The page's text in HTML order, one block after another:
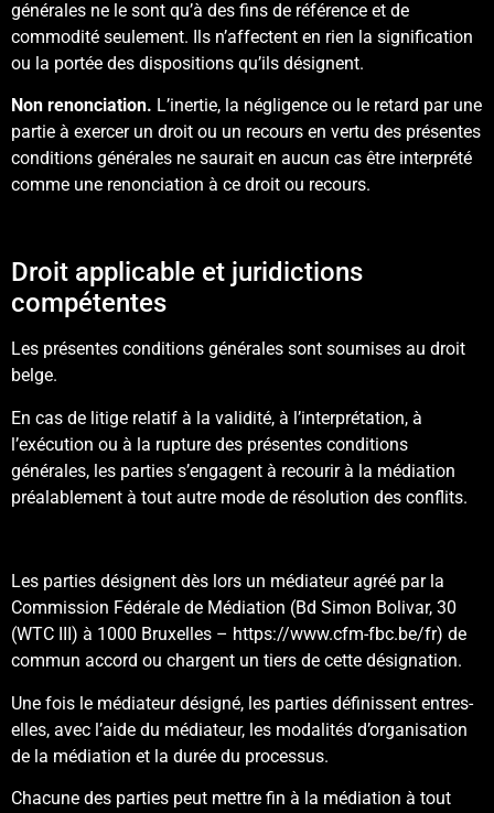
générales ne le sont qu’à des fins de référence et de
commodité seulement. Ils n’affectent en rien la signification
ou la portée des dispositions qu’ils désignent.
Non renonciation. L’inertie, la négligence ou le retard par une
partie à exercer un droit ou un recours en vertu des présentes
conditions générales ne saurait en aucun cas être interprété
comme une renonciation à ce droit ou recours.
Droit applicable et juridictions
compétentes
Les présentes conditions générales sont soumises au droit
belge.
En cas de litige relatif à la validité, à l’interprétation, à
l’exécution ou à la rupture des présentes conditions
générales, les parties s’engagent à recourir à la médiation
préalablement à tout autre mode de résolution des conflits.
Les parties désignent dès lors un médiateur agréé par la
Commission Fédérale de Médiation (Bd Simon Bolivar, 30
(WTC III) à 1000 Bruxelles – https://www.cfm-fbc.be/fr) de
commun accord ou chargent un tiers de cette désignation.
Une fois le médiateur désigné, les parties définissent entres-
elles, avec l’aide du médiateur, les modalités d’organisation
de la médiation et la durée du processus.
Chacune des parties peut mettre fin à la médiation à tout